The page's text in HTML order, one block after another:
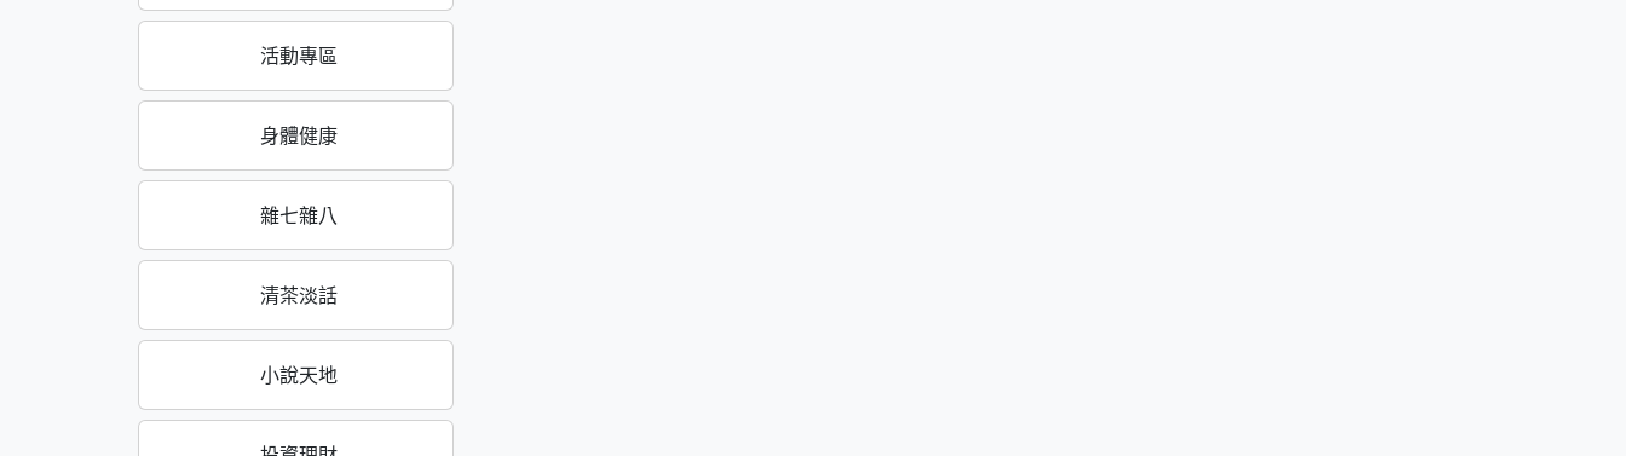
活動專區
身體健康
雜七雜八
清茶淡話
小說天地